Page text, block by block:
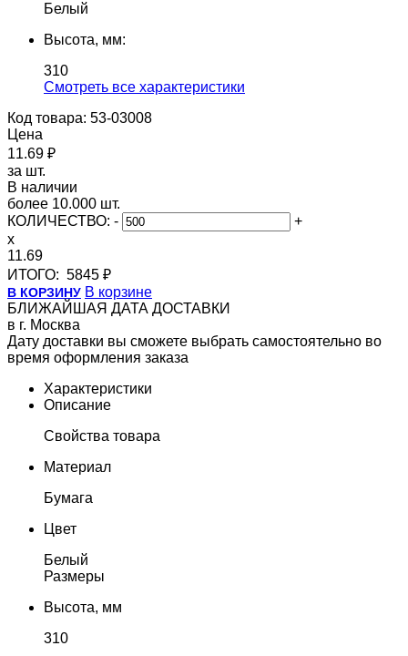
Белый
Высота, мм:
310
Cмотреть все характеристики
Код товара: 53-03008
Цена
11.69 ₽
за шт.
В наличии
более 10.000 шт.
КОЛИЧЕСТВО: -
+
x
11.69
ИТОГО: 5845 ₽
В КОРЗИНУ В корзине
БЛИЖАЙШАЯ ДАТА ДОСТАВКИ
в г. Москва
Дату доставки вы сможете выбрать самостоятельно во
время оформления заказа
Характеристики
Описание
Свойства товара
Материал
Бумага
Цвет
Белый
Размеры
Высота, мм
310